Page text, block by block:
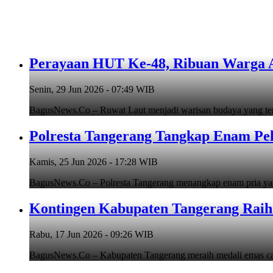
Perayaan HUT Ke-48, Ribuan
Senin, 29 Jun 2026 - 07:49 WIB
BagusNews.Co – Ruwat Laut menjadi warisan budaya yang
Polresta Tangerang Tangkap Enam
Kamis, 25 Jun 2026 - 17:28 WIB
BagusNews.Co – Polresta Tangerang menangkap enam pria
Kontingen Kabupaten Tangerang
Rabu, 17 Jun 2026 - 09:26 WIB
BagusNews.Co – Kabupaten Tangerang meraih medali